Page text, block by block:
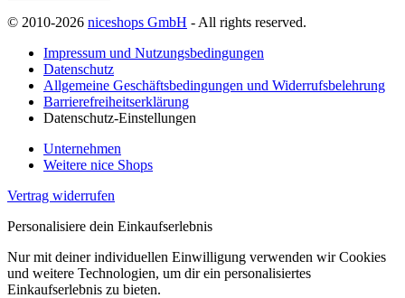
© 2010-2026 niceshops GmbH - All rights reserved.
Impressum und Nutzungsbedingungen
Datenschutz
Allgemeine Geschäftsbedingungen und Widerrufsbelehrung
Barrierefreiheitserklärung
Datenschutz-Einstellungen
Unternehmen
Weitere nice Shops
Vertrag widerrufen
Personalisiere dein Einkaufserlebnis
Nur mit deiner individuellen Einwilligung verwenden wir Cookies
und weitere Technologien, um dir ein personalisiertes
Einkaufserlebnis zu bieten.